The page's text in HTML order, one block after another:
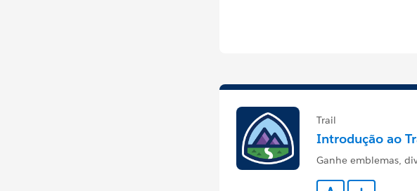
Trail
Introdução ao
Ganhe emblemas,